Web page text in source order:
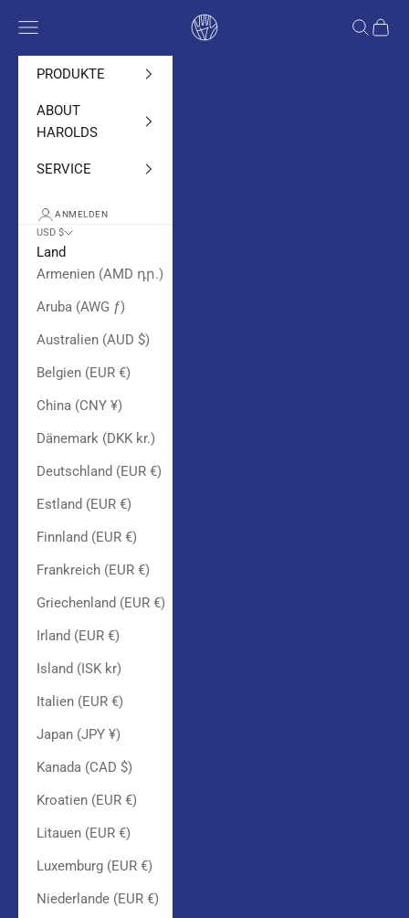
Harolds bags
Navigationsmenü öffnen Suche
PRODUKTE
ABOUT
HAROLDS
SERVICE
ANMELDEN
USD $
Land
Armenien (AMD դր.)
Aruba (AWG ƒ)
Australien (AUD $)
Belgien (EUR €)
China (CNY ¥)
Dänemark (DKK kr.)
Deutschland (EUR €)
Estland (EUR €)
Finnland (EUR €)
Frankreich (EUR €)
Griechenland (EUR €)
Irland (EUR €)
Island (ISK kr)
Italien (EUR €)
Japan (JPY ¥)
Kanada (CAD $)
Kroatien (EUR €)
Litauen (EUR €)
Luxemburg (EUR €)
Niederlande (EUR €)